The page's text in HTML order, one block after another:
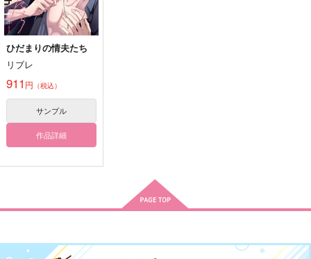
二六時中、好日也。
−ひだまり−
裏丹花堂
（税込）
山田利吉×小松田秀作
作品詳細
サンプル
カート
華染屋
ひだまりの情夫たち
リブレ
911 円 （税込）
サンプル
作品詳細